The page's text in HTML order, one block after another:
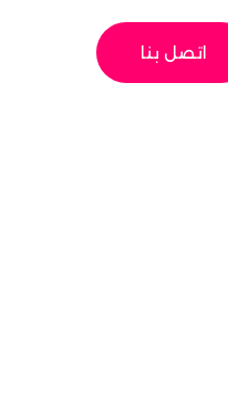
اتصل بنا